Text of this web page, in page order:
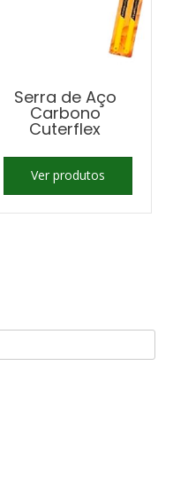
Serra de Aço
Carbono
Cuterflex
Ver produtos